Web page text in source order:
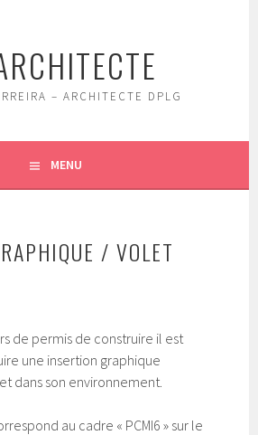
– ARCHITECTE DPLG
MENU
/ VOLET
de permis de construire il est
une insertion graphique
dans son environnement.
au cadre « PCMI6 » sur le